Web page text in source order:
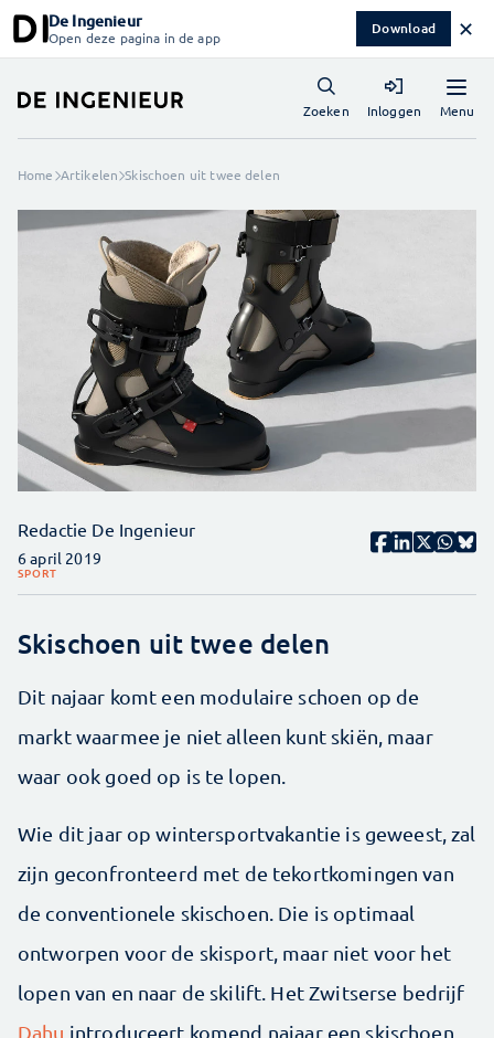
De Ingenieur
Open deze pagina in de app Download ✕
Menu
Zoeken Inloggen
Home Artikelen Skischoen uit twee delen
Redactie De Ingenieur
6 april 2019
SPORT
Skischoen uit twee delen
Dit najaar komt een modulaire schoen op de
markt waarmee je niet alleen kunt skiën, maar
waar ook goed op is te lopen.
Wie dit jaar op wintersportvakantie is geweest, zal
zijn geconfronteerd met de tekortkomingen van
de conventionele skischoen. Die is optimaal
ontworpen voor de skisport, maar niet voor het
lopen van en naar de skilift. Het Zwitserse bedrijf
Dahu introduceert komend najaar een skischoen